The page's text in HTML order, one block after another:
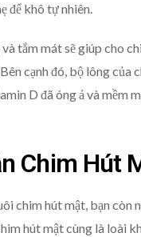
để khô tự nhiên.
tắm mát sẽ giúp cho
cạnh đó, bộ lông của
D đã óng ả và mềm
Chim Hút
chim hút mật, bạn còn
hút mật cùng là loài